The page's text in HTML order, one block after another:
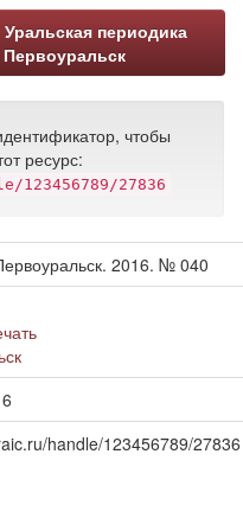
Уральская периодика
чтобы
ресурс:
27836
2016. № 040
handle/123456789/27836